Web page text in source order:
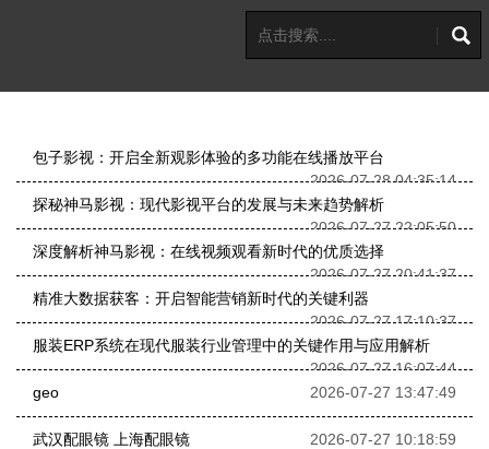
包子影视：开启全新观影体验的多功能在线播放平台
2026-07-28 04:35:14
探秘神马影视：现代影视平台的发展与未来趋势解析
2026-07-27 22:05:50
深度解析神马影视：在线视频观看新时代的优质选择
2026-07-27 20:41:37
精准大数据获客：开启智能营销新时代的关键利器
2026-07-27 17:10:37
服装ERP系统在现代服装行业管理中的关键作用与应用解析
2026-07-27 16:07:44
geo
2026-07-27 13:47:49
武汉配眼镜 上海配眼镜 2026-07-27 10:18:59